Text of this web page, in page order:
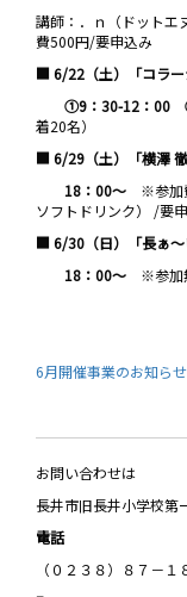
講師：．ｎ（ドット
費500円/要申込み
■6/22 （土） 「コラ
①9 ： 30-12 ： 00
着20名）
■ 6/29（土）「横澤
18 ： 00～
※参加
ソフトドリンク） /要
■6/30 （日） 「長ぁ～
18 ： 00～ ※参加
6月開催事業のお知ら
お問い合わせは
長井市旧長井小学校第
電話
（０２３８）８７－１